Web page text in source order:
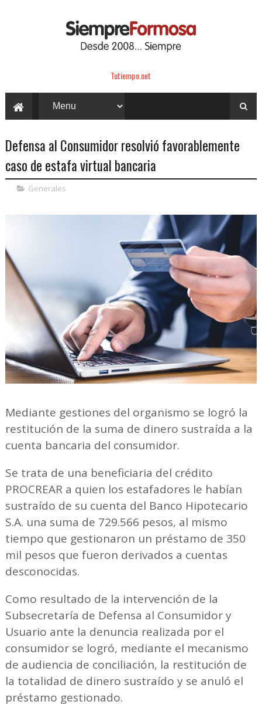
Tutiempo.net
Defensa al Consumidor resolvió favorablemente
caso de estafa virtual bancaria
Generales
Mediante gestiones del organismo se logró la
restitución de la suma de dinero sustraída a la
cuenta bancaria del consumidor.
Se trata de una beneficiaria del crédito
PROCREAR a quien los estafadores le habían
sustraído de su cuenta del Banco Hipotecario
S.A. una suma de 729.566 pesos, al mismo
tiempo que gestionaron un préstamo de 350
mil pesos que fueron derivados a cuentas
desconocidas.
Como resultado de la intervención de la
Subsecretaría de Defensa al Consumidor y
Usuario ante la denuncia realizada por el
consumidor se logró, mediante el mecanismo
de audiencia de conciliación, la restitución de
la totalidad de dinero sustraído y se anuló el
préstamo gestionado.